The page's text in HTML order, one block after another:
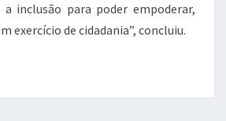
inclusão para poder empoderar,
exercício de cidadania”, concluiu.